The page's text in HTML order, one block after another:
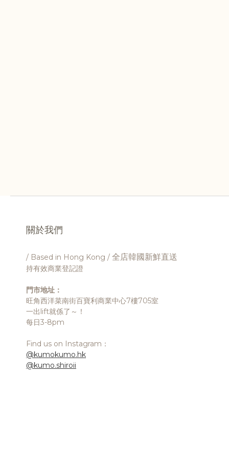
關於我們
/ Based in Hong Kong / 全店韓國新鮮直送
持有效商業登記證
門市地址：
旺角西洋菜南街百寶利商業中心7樓705室
一出lift就係了～！
每日3-8pm
Find us on Instagram：
@kumokumo.hk
@kumo.shiroii